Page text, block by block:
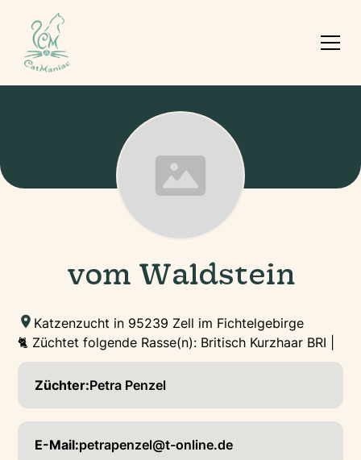
vom Waldstein
Katzenzucht in 95239 Zell im Fichtelgebirge
🐈 Züchtet folgende Rasse(n): Britisch Kurzhaar BRI |
Züchter:Petra Penzel
E-Mail:petrapenzel@t-online.de